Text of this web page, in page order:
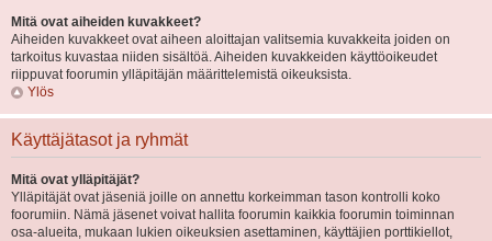
Mitä ovat aiheiden kuvakkeet?
Aiheiden kuvakkeet ovat aiheen aloittajan valitsemia kuvakkeita joiden on
tarkoitus kuvastaa niiden sisältöä. Aiheiden kuvakkeiden käyttöoikeudet
riippuvat foorumin ylläpitäjän määrittelemistä oikeuksista.
Ylös
Käyttäjätasot ja ryhmät
Mitä ovat ylläpitäjät?
Ylläpitäjät ovat jäseniä joille on annettu korkeimman tason kontrolli koko
foorumiin. Nämä jäsenet voivat hallita foorumin kaikkia foorumin toiminnan
osa-alueita, mukaan lukien oikeuksien asettaminen, käyttäjien porttikiellot,